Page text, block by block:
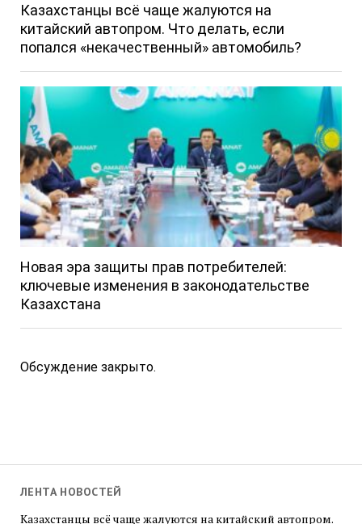
Казахстанцы всё чаще жалуются на
китайский автопром. Что делать, если
попался «некачественный» автомобиль?
Новая эра защиты прав потребителей:
ключевые изменения в законодательстве
Казахстана
Обсуждение закрыто.
ЛЕНТА НОВОСТЕЙ
Казахстанцы всё чаще жалуются на китайский автопром.